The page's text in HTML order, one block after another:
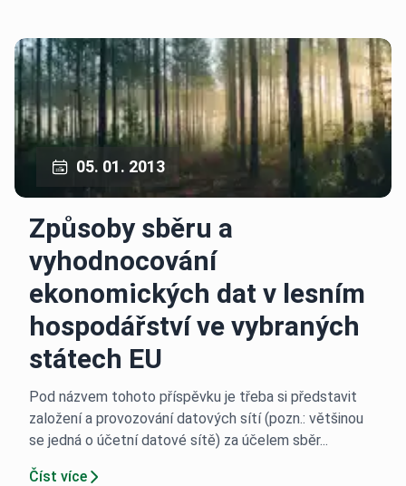
05. 01. 2013
Způsoby sběru a
vyhodnocování
ekonomických dat v lesním
hospodářství ve vybraných
státech EU
Pod názvem tohoto příspěvku je třeba si představit
založení a provozování datových sítí (pozn.: většinou
se jedná o účetní datové sítě) za účelem sběr...
Číst více